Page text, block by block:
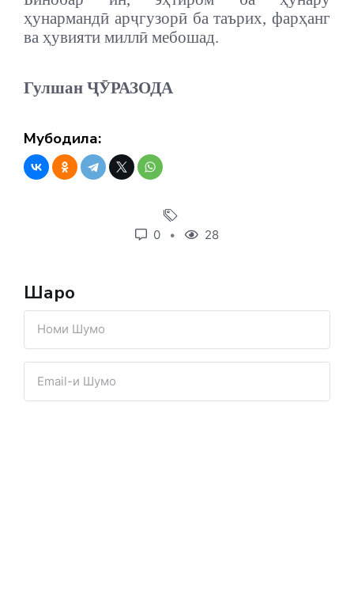
ҳунармандӣ арҷгузорӣ ба таърих, фарҳанг
ва ҳувияти миллӣ мебошад.
Гулшан ҶӮРАЗОДА
Мубодила:
0 28
Шарҳҳо